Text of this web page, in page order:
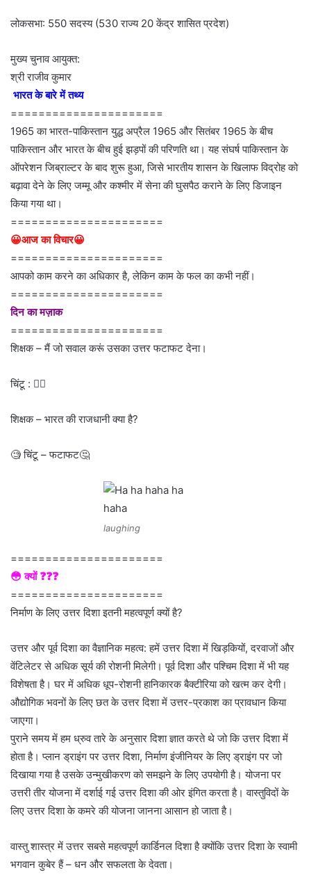
लोकसभा: 550 सदस्य (530 राज्य 20 केंद्र शासित प्रदेश)
मुख्य चुनाव आयुक्त:
श्री राजीव कुमार
भारत के बारे में तथ्य
======================
1965 का भारत-पाकिस्तान युद्ध अप्रैल 1965 और सितंबर 1965 के बीच
पाकिस्तान और भारत के बीच हुई झड़पों की परिणति था। यह संघर्ष पाकिस्तान के
ऑपरेशन जिब्राल्टर के बाद शुरू हुआ, जिसे भारतीय शासन के खिलाफ विद्रोह को
बढ़ावा देने के लिए जम्मू और कश्मीर में सेना की घुसपैठ कराने के लिए डिजाइन
किया गया था।
======================
😀आज का विचार😀
======================
आपको काम करने का अधिकार है, लेकिन काम के फल का कभी नहीं।
======================
दिन का मज़ाक
======================
शिक्षक – मैं जो सवाल करूं उसका उत्तर फटाफट देना।
चिंटू : 👍🏻
शिक्षक – भारत की राजधानी क्या है?
🧐 चिंटू – फटाफट🤔
laughing
======================
😳 क्यों ❓❓❓
======================
निर्माण के लिए उत्तर दिशा इतनी महत्वपूर्ण क्यों है?
उत्तर और पूर्व दिशा का वैज्ञानिक महत्व: हमें उत्तर दिशा में खिड़कियों, दरवाजों और
वेंटिलेटर से अधिक सूर्य की रोशनी मिलेगी। पूर्व दिशा और पश्चिम दिशा में भी यह
विशेषता है। घर में अधिक धूप-रोशनी हानिकारक बैक्टीरिया को खत्म कर देगी।
औद्योगिक भवनों के लिए छत के उत्तर दिशा में उत्तर-प्रकाश का प्रावधान किया
जाएगा।
पुराने समय में हम ध्रुव तारे के अनुसार दिशा ज्ञात करते थे जो कि उत्तर दिशा में
होता है। प्लान ड्राइंग पर उत्तर दिशा, निर्माण इंजीनियर के लिए ड्राइंग पर जो
दिखाया गया है उसके उन्मुखीकरण को समझने के लिए उपयोगी है। योजना पर
उत्तरी तीर योजना में दर्शाई गई उत्तर दिशा की ओर इंगित करता है। वास्तुविदों के
लिए उत्तर दिशा के कमरे की योजना जानना आसान हो जाता है।
वास्तु शास्त्र में उत्तर सबसे महत्वपूर्ण कार्डिनल दिशा है क्योंकि उत्तर दिशा के स्वामी
भगवान कुबेर हैं – धन और सफलता के देवता।